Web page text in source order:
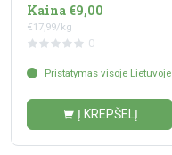
Kaina €9,00
€17,99/kg
0
Pristatymas visoje Lietuvoje
Į KREPŠELĮ